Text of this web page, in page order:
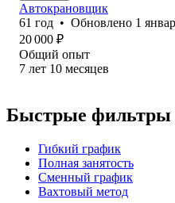
Автокрановщик
61 год • Обновлено 1
20 000 ₽
Общий опыт
7 лет 10 месяцев
Быстрые фильтры
Гибкий график
Полная занятость
Сменный график
Вахтовый метод